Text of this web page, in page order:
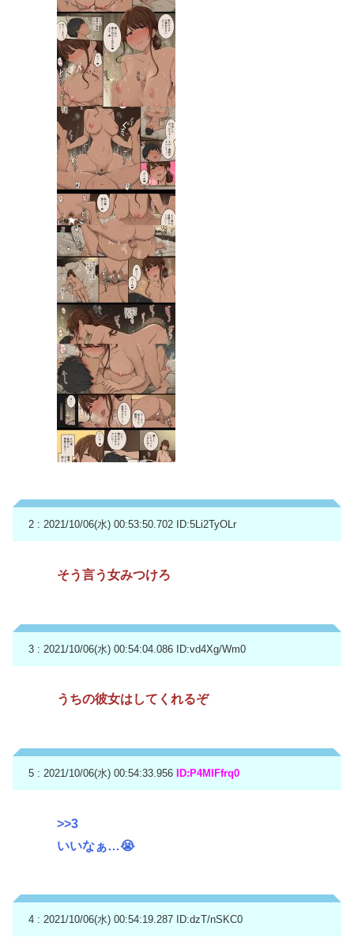
2 : 2021/10/06(水) 00:53:50.702 ID:5Li2TyOLr
そう言う女みつけろ
3 : 2021/10/06(水) 00:54:04.086 ID:vd4Xg/Wm0
うちの彼女はしてくれるぞ
5 : 2021/10/06(水) 00:54:33.956 ID:P4MIFfrq0
>>3
いいなぁ…😭
4 : 2021/10/06(水) 00:54:19.287 ID:dzT/nSKC0